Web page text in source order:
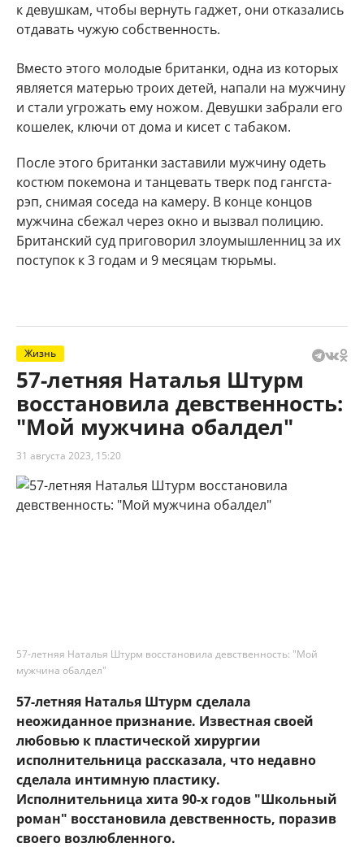
к девушкам, чтобы вернуть гаджет, они отказались
отдавать чужую собственность.
Вместо этого молодые британки, одна из которых
является матерью троих детей, напали на мужчину
и стали угрожать ему ножом. Девушки забрали его
кошелек, ключи от дома и кисет с табаком.
После этого британки заставили мужчину одеть
костюм покемона и танцевать тверк под гангста-
рэп, снимая соседа на камеру. В конце концов
мужчина сбежал через окно и вызвал полицию.
Британский суд приговорил злоумышленниц за их
поступок к 3 годам и 9 месяцам тюрьмы.
Жизнь
57-летняя Наталья Штурм
восстановила девственность:
"Мой мужчина обалдел"
31 августа 2023, 15:20
57-летняя Наталья Штурм восстановила девственность: "Мой
мужчина обалдел"
57-летняя Наталья Штурм сделала
неожиданное признание. Известная своей
любовью к пластической хирургии
исполнительница рассказала, что недавно
сделала интимную пластику.
Исполнительница хита 90-х годов "Школьный
роман" восстановила девственность, поразив
своего возлюбленного.